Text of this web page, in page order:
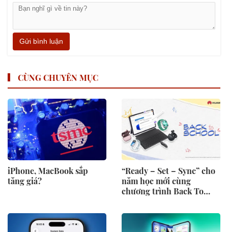
Gửi bình luận
CÙNG CHUYÊN MỤC
iPhone, MacBook sắp
tăng giá?
“Ready – Set – Sync” cho
năm học mới cùng
chương trình Back To